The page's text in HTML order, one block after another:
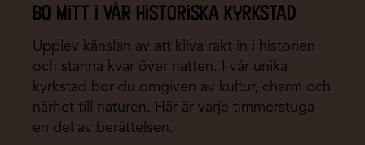
bo mitt i vår historiska kyrkstad
Upplev känslan av att kliva rakt in i historien
och stanna kvar över natten. I vår unika
kyrkstad bor du omgiven av kultur, charm och
närhet till naturen. Här är varje timmerstuga
en del av berättelsen.